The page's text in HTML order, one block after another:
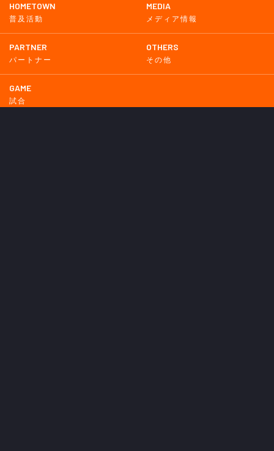
HOMETOWN
普及活動
MEDIA
メディア情報
PARTNER
パートナー
OTHERS
その他
GAME
試合